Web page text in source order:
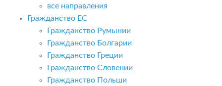
все направления
Гражданство ЕС
Гражданство Румынии
Гражданство Болгарии
Гражданство Греции
Гражданство Словении
Гражданство Польши